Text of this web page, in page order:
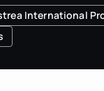
International